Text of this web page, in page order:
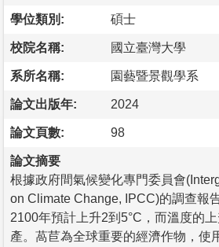
學位類別: 碩士
校院名稱: 國立臺灣大學
系所名稱: 園藝暨景觀學系
論文出版年: 2024
論文頁數: 98
論文摘要
根據政府間氣候變化專門委員會
on Climate Change, IPCC)的調查報
2100年預計上升2到5°C，而溫度的
產。萵苣為全球重要的經濟作物，使